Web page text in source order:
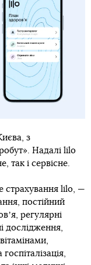
з
Надалі lilo
так і сервісне.
страхування lilo, —
постійний
регулярні
дослідження,